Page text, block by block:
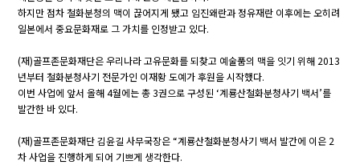
하지만 점차 철화분청의 맥이 끊어지게 됐고 임진왜란과 정유재란 이후에는 오히려
일본에서 중요문화재로 그 가치를 인정받고 있다.
(재)골프존문화재단은 우리나라 고유문화를 되찾고 예술품의 맥을 잇기 위해 2013
년부터 철화분청사기 전문가인 이재황 도예가 후원을 시작했다.
이번 사업에 앞서 올해 4월에는 총 3권으로 구성된 ‘계룡산철화분청사기 백서’를
발간한 바 있다.
(재)골프존문화재단 김윤길 사무국장은 “계룡산철화분청사기 백서 발간에 이은 2
차 사업을 진행하게 되어 기쁘게 생각한다.